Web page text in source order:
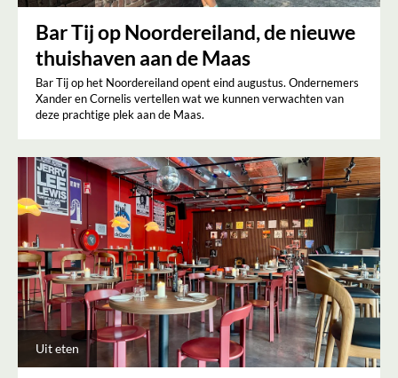
Bar Tij op Noordereiland, de nieuwe
thuishaven aan de Maas
Bar Tij op het Noordereiland opent eind augustus. Ondernemers
Xander en Cornelis vertellen wat we kunnen verwachten van
deze prachtige plek aan de Maas.
Uit eten